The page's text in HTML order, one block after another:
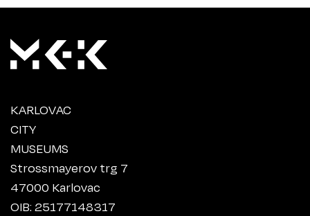
KARLOVAC
CITY
MUSEUMS
Strossmayerov trg 7
47000 Karlovac
OIB: 25177148317